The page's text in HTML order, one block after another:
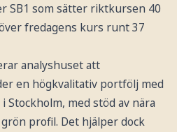
SB1 som sätter riktkursen 40
fredagens kurs runt 37
analyshuset att
en högkvalitativ portfölj med
Stockholm, med stöd av nära
profil. Det hjälper dock